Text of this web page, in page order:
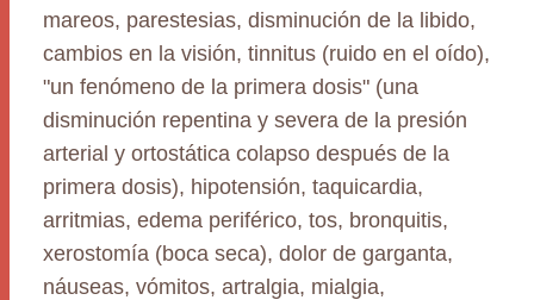
mareos, parestesias, disminución de la libido,
cambios en la visión, tinnitus (ruido en el oído),
"un fenómeno de la primera dosis" (una
disminución repentina y severa de la presión
arterial y ortostática colapso después de la
primera dosis), hipotensión, taquicardia,
arritmias, edema periférico, tos, bronquitis,
xerostomía (boca seca), dolor de garganta,
náuseas, vómitos, artralgia, mialgia,